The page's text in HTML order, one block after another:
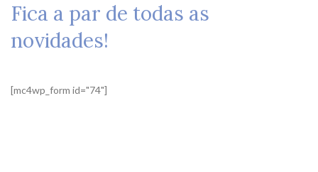
Fica a par de todas as
novidades!
[mc4wp_form id="74"]